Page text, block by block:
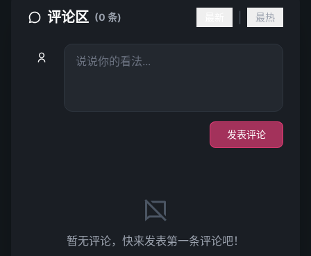
评论区 (0 条) 最热
发表评论
暂无评论，快来发表第一条评论吧！